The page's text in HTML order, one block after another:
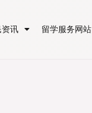
资讯 留学服务网站